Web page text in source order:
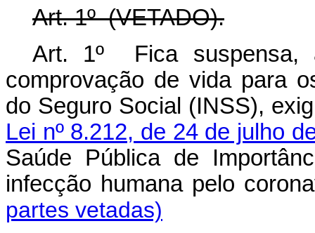
Art. 1º(VETADO).
Art. 1º Fica suspensa,
comprovação de vida para
do Seguro Social (INSS),
Lei nº 8.212, de 24 de julho
Saúde Pública de
infecção humana pelo
partes vetadas)